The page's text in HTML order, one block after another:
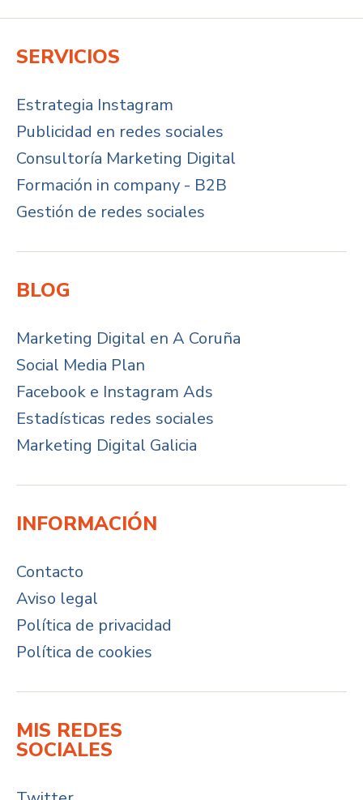
SERVICIOS
Estrategia Instagram
Publicidad en redes sociales
Consultoría Marketing Digital
Formación in company - B2B
Gestión de redes sociales
BLOG
Marketing Digital en A Coruña
Social Media Plan
Facebook e Instagram Ads
Estadísticas redes sociales
Marketing Digital Galicia
INFORMACIÓN
Contacto
Aviso legal
Política de privacidad
Política de cookies
MIS REDES
SOCIALES